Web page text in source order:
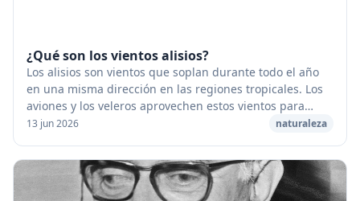
¿Qué son los vientos alisios?
Los alisios son vientos que soplan durante todo el año
en una misma dirección en las regiones tropicales. Los
aviones y los veleros aprovechen estos vientos para
aumentar su velocidad. [caption id="at...
13 jun 2026 naturaleza